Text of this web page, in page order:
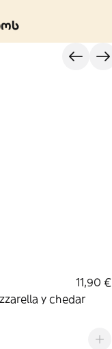
11,90 €
y chedar